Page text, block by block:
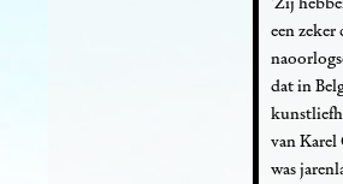
een
dat in
van Karel
was